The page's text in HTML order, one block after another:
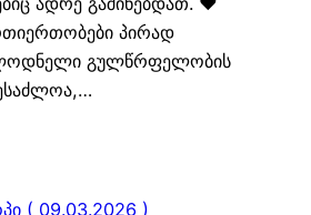
პირად
გულწრფელობის